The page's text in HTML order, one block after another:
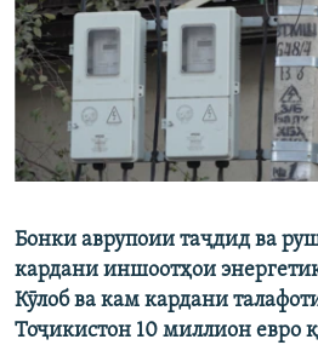
Бонки аврупоии таҷдид ва
кардани иншоотҳои
Кӯлоб ва кам кардани
Тоҷикистон 10 миллион евро